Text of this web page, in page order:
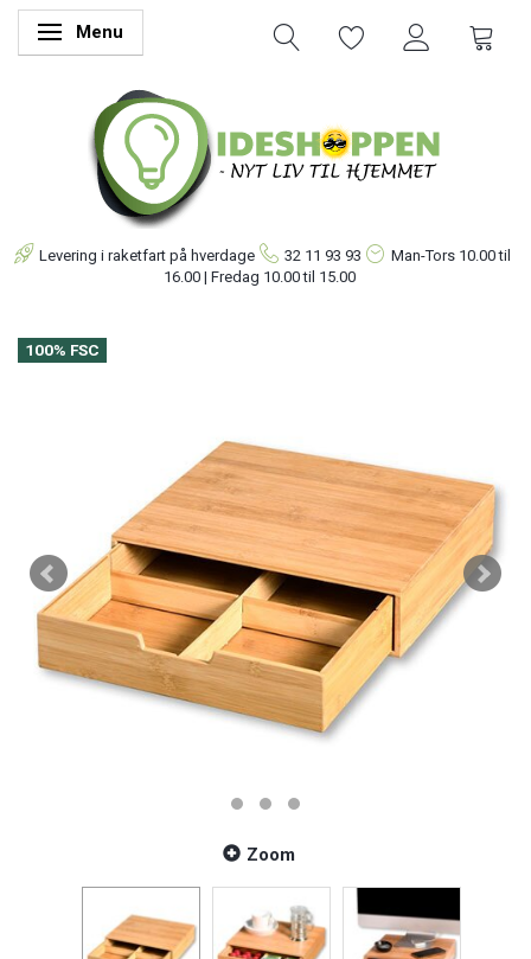
Skifte navigation
Menu
Levering i raketfart på hverdage 32 11 93 93 Man-Tors 10.00 til
16.00 | Fredag 10.00 til 15.00
100% FSC
Zoom